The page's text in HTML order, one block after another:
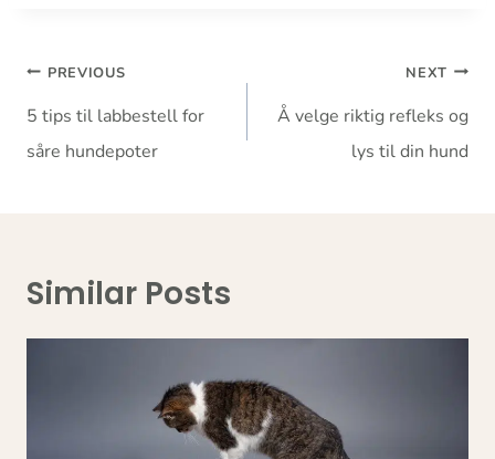
Innleggsnavigasjon
PREVIOUS
5 tips til labbestell for
såre hundepoter
NEXT
Å velge riktig refleks og
lys til din hund
Similar Posts